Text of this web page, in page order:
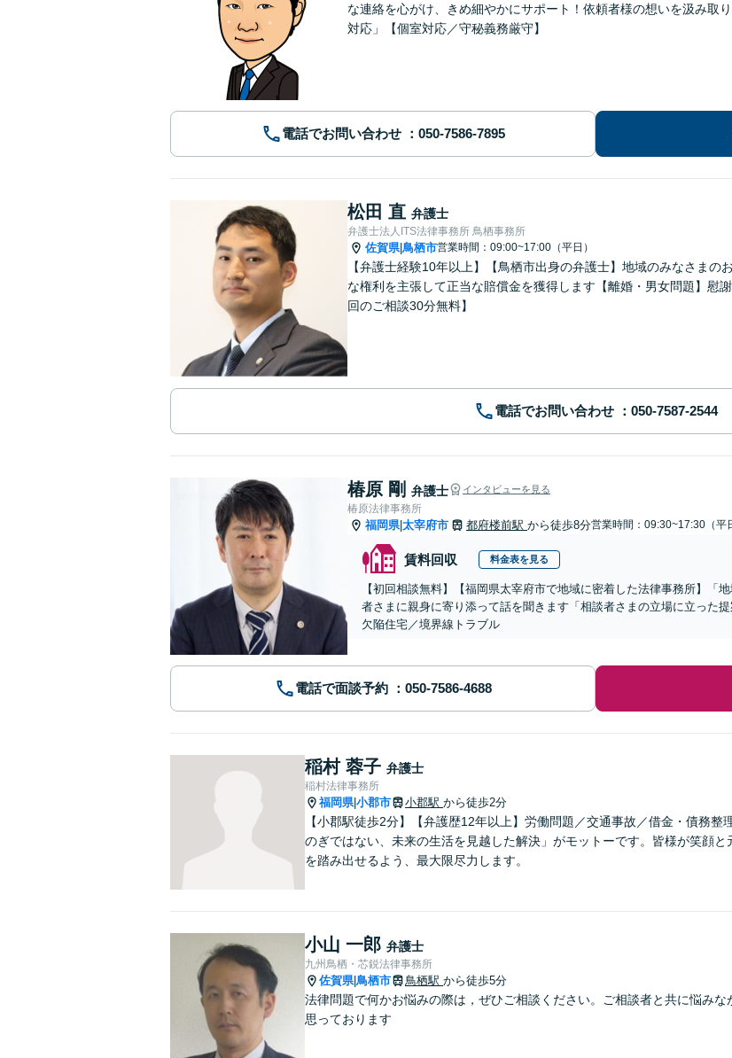
な連絡を心がけ、きめ細やかにサポート！依頼者様の想いを汲み取
対応」【個室対応／守秘義務厳守】
電話でお問い合わせ
松田 直 弁護士
弁護士法人ITS法律事務所 鳥栖事務所
佐賀県|鳥栖市営業時間：09:00~17:00（平日）
【弁護士経験10年以上】【鳥栖市出身の弁護士】地域のみなさま
な権利を主張して正当な賠償金を獲得します【離婚・男女問題】慰
回のご相談30分無料】
電話でお問い合わせ
椿原 剛 弁護士 インタビューを見る
椿原法律事務所
福岡県|太宰府市 都府楼前駅 から徒歩8分営業時間：09:30~17:30（平
賃料回収 料金表を見る
【初回相談無料】【福岡県太宰府市で地域に密着した法律事務所】「
者さまに親身に寄り添って話を聞きます「相談者さまの立場に立った
欠陥住宅／境界線トラブル
電話で面談予約
稲村 蓉子 弁護士
稲村法律事務所
福岡県|小郡市 小郡駅 から徒歩2分
【小郡駅徒歩2分】【弁護歴12年以上】労働問題／交通事故／借金・債務整
のぎではない、未来の生活を見越した解決」がモットーです。皆様が笑顔
を踏み出せるよう、最大限尽力します。
小山 一郎 弁護士
九州鳥栖・芯鋭法律事務所
佐賀県|鳥栖市 鳥栖駅 から徒歩5分
法律問題で何かお悩みの際は，ぜひご相談ください。ご相談者と共に悩みな
思っております